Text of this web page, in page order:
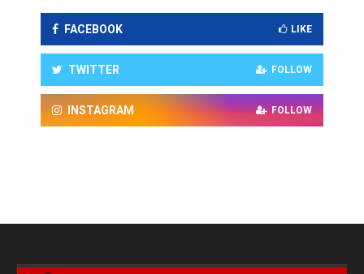
FACEBOOK LIKE
TWITTER FOLLOW
INSTAGRAM FOLLOW